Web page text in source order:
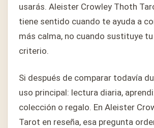
usarás. Aleister Crowley Thoth
tiene sentido cuando te ayuda a
más calma, no cuando sustituye
criterio.
Si después de comparar todavía
uso principal: lectura diaria,
colección o regalo. En Aleister
Tarot en reseña, esa pregunta